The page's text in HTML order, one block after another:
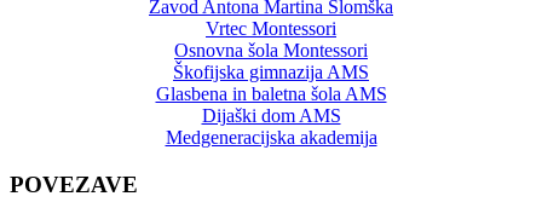
Zavod Antona Martina Slomška
Vrtec Montessori
Osnovna šola Montessori
Škofijska gimnazija AMS
Glasbena in baletna šola AMS
Dijaški dom AMS
Medgeneracijska akademija
POVEZAVE